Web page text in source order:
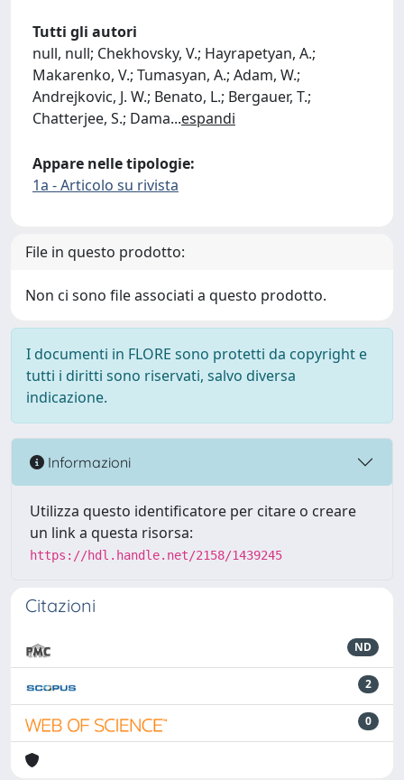
Tutti gli autori
null, null; Chekhovsky, V.; Hayrapetyan, A.;
Makarenko, V.; Tumasyan, A.; Adam, W.;
Andrejkovic, J. W.; Benato, L.; Bergauer, T.;
Chatterjee, S.; Dama...espandi
Appare nelle tipologie:
1a - Articolo su rivista
File in questo prodotto:
Non ci sono file associati a questo prodotto.
I documenti in FLORE sono protetti da copyright e
tutti i diritti sono riservati, salvo diversa
indicazione.
Informazioni
Utilizza questo identificatore per citare o creare
un link a questa risorsa:
https://hdl.handle.net/2158/1439245
Citazioni
ND
2
0